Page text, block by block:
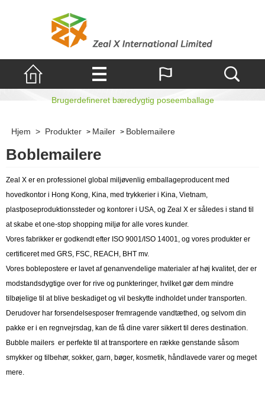
Boblemailere
Brugerdefineret bæredygtig poseemballage
Hjem > Produkter > Mailer > Boblemailere
Boblemailere
Zeal X er en professionel global miljøvenlig emballageproducent med
hovedkontor i Hong Kong, Kina, med trykkerier i Kina, Vietnam,
plastposeproduktionssteder og kontorer i USA, og Zeal X er således i stand til
at skabe et one-stop shopping miljø for alle vores kunder.
Vores fabrikker er godkendt efter ISO 9001/ISO 14001, og vores produkter er
certificeret med GRS, FSC, REACH, BHT mv.
Vores boblepostere er lavet af genanvendelige materialer af høj kvalitet, der er
modstandsdygtige over for rive og punkteringer, hvilket gør dem mindre
tilbøjelige til at blive beskadiget og vil beskytte indholdet under transporten.
Derudover har forsendelsesposer fremragende vandtæthed, og selvom din
pakke er i en regnvejrsdag, kan de få dine varer sikkert til deres destination.
Bubble mailers er perfekte til at transportere en række genstande såsom
smykker og tilbehør, sokker, garn, bøger, kosmetik, håndlavede varer og meget
mere.